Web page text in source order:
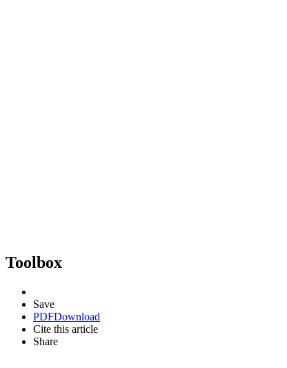
Toolbox
Save
PDFDownload
Cite this article
Share